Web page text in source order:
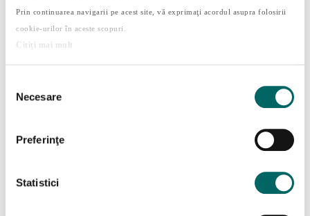
Prin continuarea navigarii pe acest site, vă exprimaţi acordul asupra folosirii
cookie-urilor în aceste scopuri.
Citiţi mai mult
consimțământului
Necesare
Preferinţe
Statistici